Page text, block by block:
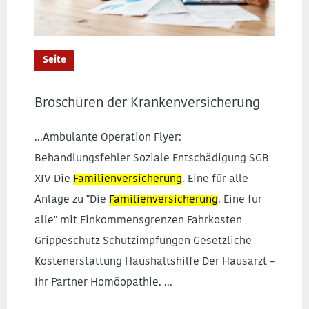
Seite
Broschüren der Krankenversicherung
...Ambulante Operation Flyer:
Behandlungsfehler Soziale Entschädigung SGB
XIV Die Familienversicherung. Eine für alle
Anlage zu "Die Familienversicherung. Eine für
alle" mit Einkommensgrenzen Fahrkosten
Grippeschutz Schutzimpfungen Gesetzliche
Kostenerstattung Haushaltshilfe Der Hausarzt –
Ihr Partner Homöopathie. ...